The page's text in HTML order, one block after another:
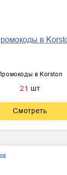
в Korston
21 шт
Смотреть